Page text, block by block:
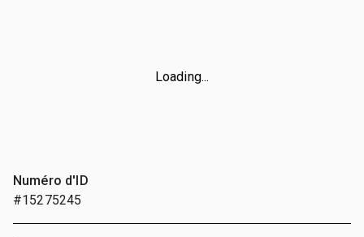
Loading...
Numéro d'ID
#15275245